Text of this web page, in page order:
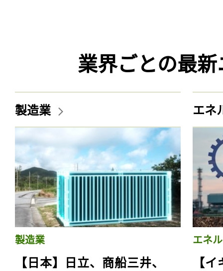
業界ごとの最
製造業
製造業
【日本】日立、商船三井、
エネ
エネ
【